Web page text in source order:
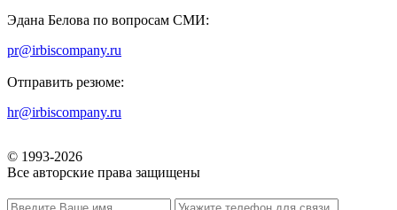
Эдана Белова по вопросам СМИ:
pr@irbiscompany.ru
Отправить резюме:
hr@irbiscompany.ru
© 1993-2026
Все авторские права защищены